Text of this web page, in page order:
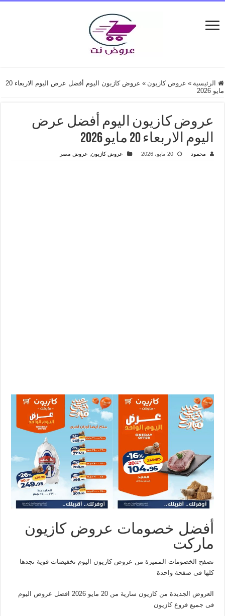
الرئيسية » عروض كازيون »
عروض كازيون اليوم أفضل عرض اليوم الاربعاء 20
مايو 2026
عروض كازيون اليوم أفضل عرض
اليوم الاربعاء 20 مايو 2026
محمود 20 مايو، 2026 عروض كازيون, عروض مصر
أفضل خصومات عروض كازيون
ماركت
تصفح الخصومات المميزة من عروض كازيون اليوم تخفيضات قوية تجدها
كلها فى صفحة واحدة
العروض الجديدة من كازيون سارية من 20 مايو 2026 افضل عروض اليوم
فى جميع فروع كازيون